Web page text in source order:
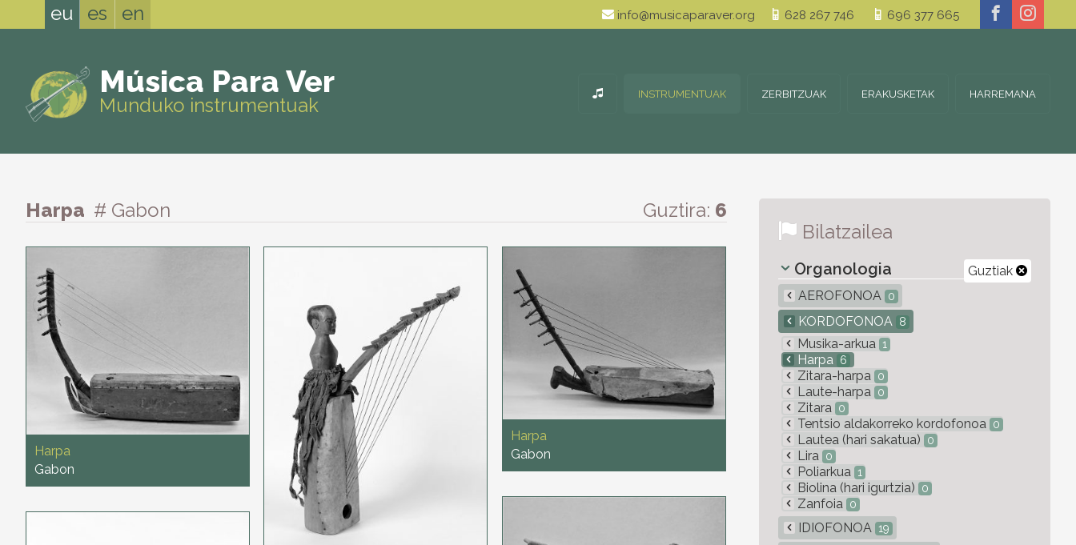
eu es en info@musicaparaver.org 628 267 746 696 377 665
Música Para Ver
Munduko instrumentuak INSTRUMENTUAK ZERBITZUAK ERAKUSKETAK HARREMANA
Harpa # Gabon Guztira: 6
Harpa
Gabon
Harpa
Gabon
Bilatzailea
Guztiak
Organologia
AEROFONOA 0
KORDOFONOA 8
Musika-arkua 1
Harpa 6
Zitara-harpa 0
Laute-harpa 0
Zitara 0
Tentsio aldakorreko kordofonoa 0
Lautea (hari sakatua) 0
Lira 0
Poliarkua 1
Biolina (hari igurtzia) 0
Zanfoia 0
IDIOFONOA 19